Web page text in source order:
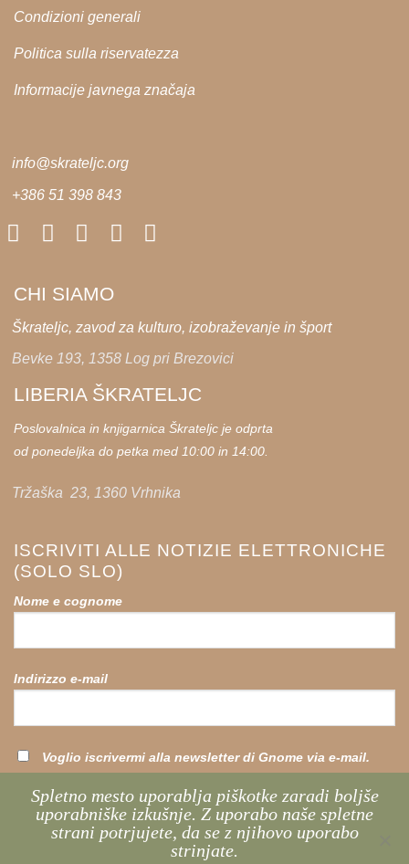
Condizioni generali
Politica sulla riservatezza
Informacije javnega značaja
info@skrateljc.org
+386 51 398 843
CHI SIAMO
Škrateljc, zavod za kulturo, izobraževanje in šport
Bevke 193, 1358 Log pri Brezovici
LIBERIA ŠKRATELJC
Poslovalnica in knjigarnica Škrateljc je odprta
od ponedeljka do petka med 10:00 in 14:00.
Tržaška 23, 1360 Vrhnika
ISCRIVITI ALLE NOTIZIE ELETTRONICHE
(SOLO SLO)
Nome e cognome
Indirizzo e-mail
Voglio iscrivermi alla newsletter di Gnome via e-mail.
Spletno mesto uporablja piškotke zaradi boljše
uporabniške izkušnje. Z uporabo naše spletne
strani potrjujete, da se z njihovo uporabo
strinjate.